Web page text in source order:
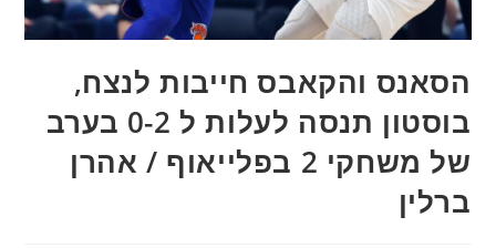
הסאנס והקאבס חייבות לנצח,
בוסטון תנסה לעלות ל 0-2 בערב
של משחקי 2 בפלייאוף / אהרן
ברלין